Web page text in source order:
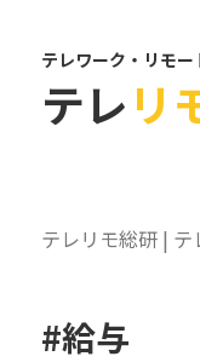
テレワーク・リモ
テレリ
テレリモ総研 |
#給与